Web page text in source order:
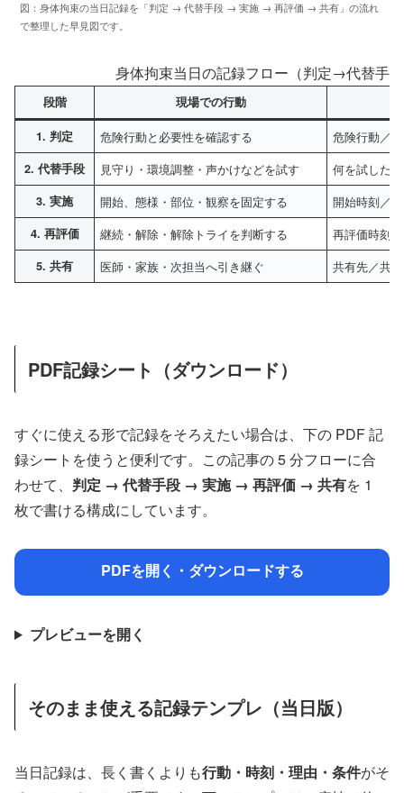
図：身体拘束の当日記録を「判定 → 代替手段 → 実施 → 再評価 → 共有」の流れ
で整理した早見図です。
身体拘束当日の記録フロー（判定→代替
段階 現場での行動
1. 判定 危険行動と必要性を確認する 危険行動／
2. 代替手段 見守り・環境調整・声かけなどを試す 何を試した
3. 実施 開始、態様・部位・観察を固定する 開始時刻／
4. 再評価 継続・解除・解除トライを判断する 再評価時刻
5. 共有 医師・家族・次担当へ引き継ぐ 共有先／共
PDF記録シート（ダウンロード）
すぐに使える形で記録をそろえたい場合は、下の PDF 記
録シートを使うと便利です。この記事の 5 分フローに合
わせて、 判定 → 代替手段 → 実施 → 再評価 → 共有を 1
枚で書ける構成にしています。
PDFを開く・ダウンロードする
プレビューを開く
そのまま使える記録テンプレ（当日版）
当日記録は、長く書くよりも行動・時刻・理由・条件がそ